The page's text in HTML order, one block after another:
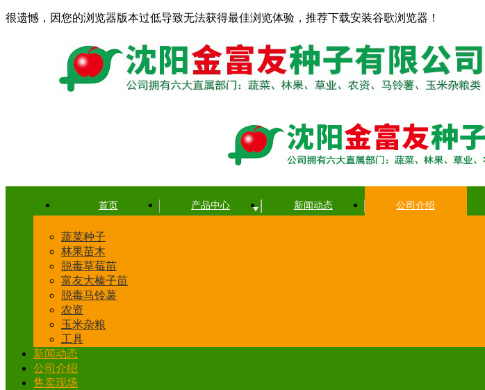
很遗憾，因您的浏览器版本过低导致无法获得最佳浏览体验，推荐下载安装谷歌浏览器！
首页 产品中心 新闻动态 公司介绍
蔬菜种子
林果苗木
脱毒草莓苗
富友大榛子苗
脱毒马铃薯
农资
玉米杂粮
工具
新闻动态
公司介绍
售卖现场